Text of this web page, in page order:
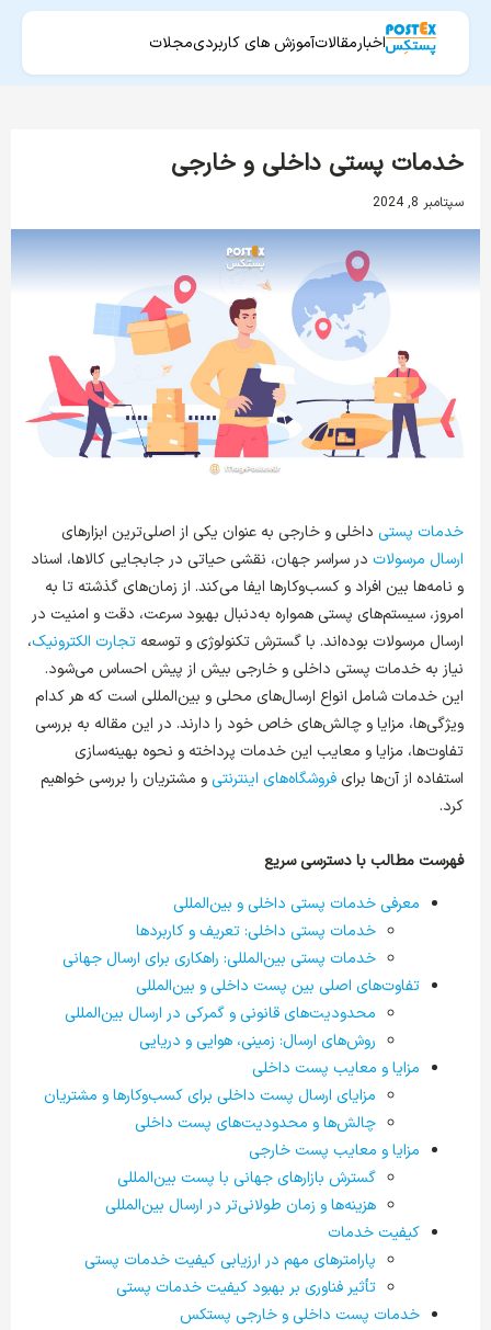
اخبارمقالاتآموزش های کاربردیمجلات
خدمات پستی داخلی و خارجی
سپتامبر 8, 2024
خدمات پستی داخلی و خارجی به عنوان یکی از اصلی‌ترین ابزارهای
ارسال مرسولات در سراسر جهان، نقشی حیاتی در جابجایی کالاها، اسناد
و نامه‌ها بین افراد و کسب‌وکارها ایفا می‌کند. از زمان‌های گذشته تا به
امروز، سیستم‌های پستی همواره به‌دنبال بهبود سرعت، دقت و امنیت در
ارسال مرسولات بوده‌اند. با گسترش تکنولوژی و توسعه تجارت الکترونیک،
نیاز به خدمات پستی داخلی و خارجی بیش از پیش احساس می‌شود.
این خدمات شامل انواع ارسال‌های محلی و بین‌المللی است که هر کدام
ویژگی‌ها، مزایا و چالش‌های خاص خود را دارند. در این مقاله به بررسی
تفاوت‌ها، مزایا و معایب این خدمات پرداخته و نحوه بهینه‌سازی
استفاده از آن‌ها برای فروشگاه‌های اینترنتی و مشتریان را بررسی خواهیم
کرد.
فهرست مطالب با دسترسی سریع
معرفی خدمات پستی داخلی و بین‌المللی
خدمات پستی داخلی: تعریف و کاربردها
خدمات پستی بین‌المللی: راهکاری برای ارسال جهانی
تفاوت‌های اصلی بین پست داخلی و بین‌المللی
محدودیت‌های قانونی و گمرکی در ارسال بین‌المللی
روش‌های ارسال: زمینی، هوایی و دریایی
مزایا و معایب پست داخلی
مزایای ارسال پست داخلی برای کسب‌وکارها و مشتریان
چالش‌ها و محدودیت‌های پست داخلی
مزایا و معایب پست خارجی
گسترش بازارهای جهانی با پست بین‌المللی
هزینه‌ها و زمان طولانی‌تر در ارسال بین‌المللی
کیفیت خدمات
پارامترهای مهم در ارزیابی کیفیت خدمات پستی
تأثیر فناوری بر بهبود کیفیت خدمات پستی
خدمات پست داخلی و خارجی پستکس